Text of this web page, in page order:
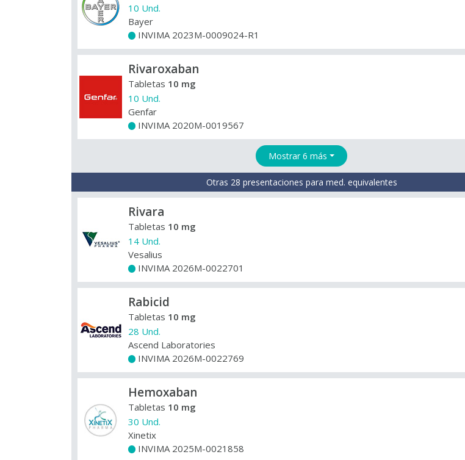
10 Und.
Bayer
INVIMA 2023M-0009024-R1
Rivaroxaban
Tabletas 10 mg
10 Und.
Genfar
INVIMA 2020M-0019567
Mostrar 6 más
Otras 28 presentaciones para med. equivalentes
Rivara
Tabletas 10 mg
14 Und.
Vesalius
INVIMA 2026M-0022701
Rabicid
Tabletas 10 mg
28 Und.
Ascend Laboratories
INVIMA 2026M-0022769
Hemoxaban
Tabletas 10 mg
30 Und.
Xinetix
INVIMA 2025M-0021858